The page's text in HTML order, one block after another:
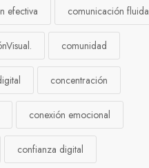
efectiva comunicación fluida
comunidad
concentración
conexión emocional
confianza digital